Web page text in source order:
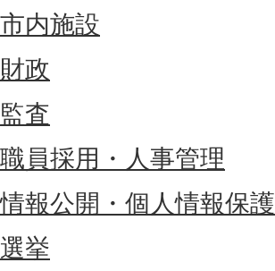
市内施設
財政
監査
職員採用・人事管理
情報公開・個人情報保護
選挙